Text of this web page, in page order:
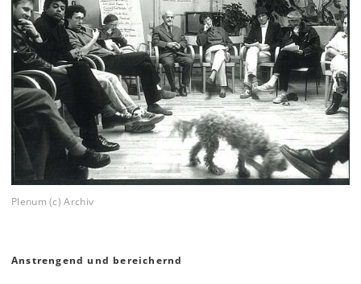
Plenum (c) Archiv
Anstrengend und bereichernd